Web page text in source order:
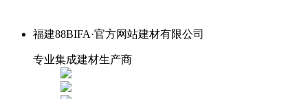
福建88BIFA·官方网站建材有限公司
专业集成建材生产商